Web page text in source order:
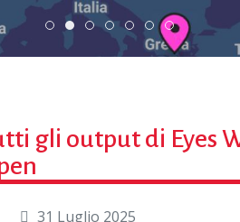
DiscoverEu Inclusion
Scopri dove sono i
ScambioESC »
gli output di Eyes
31 Luglio 2025